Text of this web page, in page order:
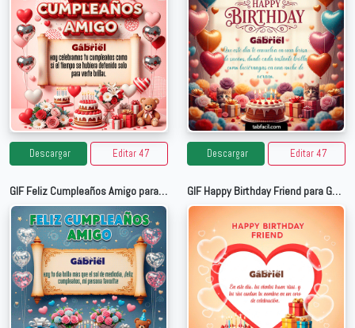
Descargar Editar 47 Descargar Editar 47
GIF Feliz Cumpleaños Amigo para Gabriel GIF Happy Birthday Friend para Gabriel